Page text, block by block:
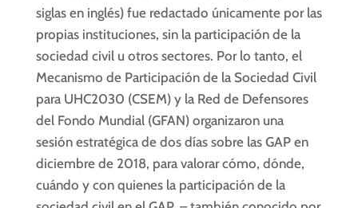
siglas en inglés) fue redactado únicamente por las
propias instituciones, sin la participación de la
sociedad civil u otros sectores. Por lo tanto, el
Mecanismo de Participación de la Sociedad Civil
para UHC2030 (CSEM) y la Red de Defensores
del Fondo Mundial (GFAN) organizaron una
sesión estratégica de dos días sobre las GAP en
diciembre de 2018, para valorar cómo, dónde,
cuándo y con quienes la participación de la